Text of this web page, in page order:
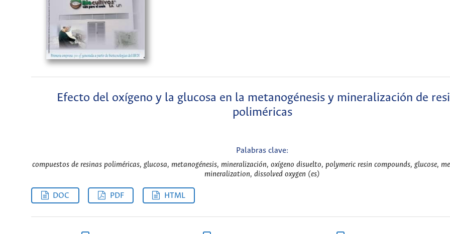
Efecto del oxígeno y la glucosa en la metanogénesis y mineralización de
poliméricas
Palabras clave:
compuestos de resinas poliméricas, glucosa, metanogénesis, mineralización, oxígeno disuelto, polymeric resin compounds, glucose,
mineralization, dissolved oxygen (es)
DOC PDF HTML